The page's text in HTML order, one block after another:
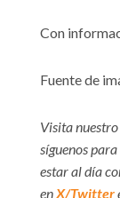
Con
Fuente de
Visita
síguenos
estar al día
enX/Twitter